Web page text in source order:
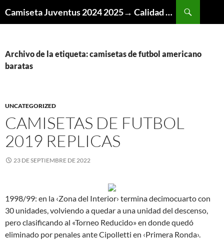
Camiseta Juventus 2024 2025→ Calidad Thai AAA
Archivo de la etiqueta: camisetas de futbol americano
baratas
UNCATEGORIZED
CAMISETAS DE FUTBOL
2019 REPLICAS
23 DE SEPTIEMBRE DE 2022
1998/99: en la ‹Zona del Interior› termina decimocuarto con
30 unidades, volviendo a quedar a una unidad del descenso,
pero clasificando al «Torneo Reducido» en donde quedó
eliminado por penales ante Cipolletti en ‹Primera Ronda›.